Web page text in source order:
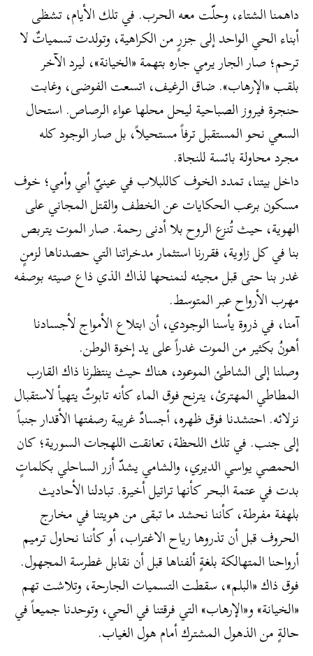
داهمنا الشتاء، وحلّت معه الحرب. في تلك الأيام، تشظى
أبناء الحي الواحد إلى جزرٍ من الكراهية، وتولدت تسمياتٌ لا
ترحم؛ صار الجار يرمي جاره بتهمة «الخيانة»، ليرد الآخر
بلقب «الإرهاب». ضاق الرغيف، اتسعت الفوضى، وغابت
حنجرة فيروز الصباحية ليحل محلها عواء الرصاص. استحال
السعي نحو المستقبل ترفاً مستحيلاً، بل صار الوجود كله
مجرد محاولة بائسة للنجاة.
داخل بيتنا، تمدد الخوف كاللبلاب في عينيّ أبي وأمي؛ خوف
مسكون برعب الحكايات عن الخطف والقتل المجاني على
الهوية، حيث تُنزع الروح بلا أدنى رحمة. صار الموت يتربص
بنا في كل زاوية، فقررنا استثمار مدخراتنا التي حصدناها لزمنٍ
غدر بنا حتى قبل مجيئه لنمنحها لذاك الذي ذاع صيته بوصفه
مهرب الأرواح عبر المتوسط.
آمنا، في ذروة يأسنا الوجودي، أن ابتلاع الأمواج لأجسادنا
أهونُ بكثير من الموت غدراً على يد إخوة الوطن.
وصلنا إلى الشاطئ الموعود، هناك حيث ينتظرنا ذاك القارب
المطاطي المهترئ، يترنح فوق الماء كأنه تابوتٌ يتهيأ لاستقبال
نزلائه. احتشدنا فوق ظهره، أجسادٌ غريبة رصفتها الأقدار جنباً
إلى جنب. في تلك اللحظة، تعانقت اللهجات السورية؛ كان
الحمصي يواسي الديري، والشامي يشدّ أزر الساحلي بكلماتٍ
بدت في عتمة البحر كأنها تراتيل أخيرة. تبادلنا الأحاديث
بلهفة مفرطة، كأننا نحشد ما تبقى من هويتنا في مخارج
الحروف قبل أن تذروها رياح الاغتراب، أو كأننا نحاول ترميم
أرواحنا المتهالكة بلغةٍ ألفناها قبل أن نقابل غطرسة المجهول.
فوق ذاك «البلم»، سقطت التسميات الجارحة، وتلاشت تهم
«الخيانة» و«الإرهاب» التي فرقتنا في الحي، وتوحدنا جميعاً في
حالةٍ من الذهول المشترك أمام هول الغياب.